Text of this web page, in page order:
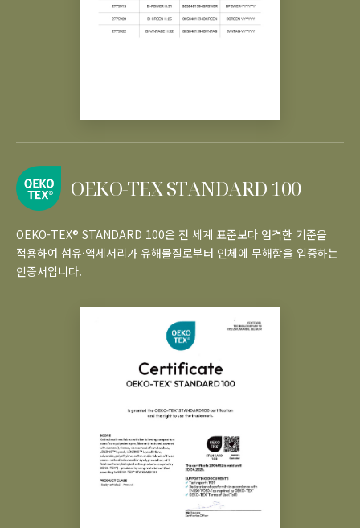
OEKO-TEX STANDARD 100
OEKO-TEX® STANDARD 100은 전 세계 표준보다 엄격한 기준을
적용하여 섬유·액세서리가 유해물질로부터 인체에 무해함을 입증하는
인증서입니다.